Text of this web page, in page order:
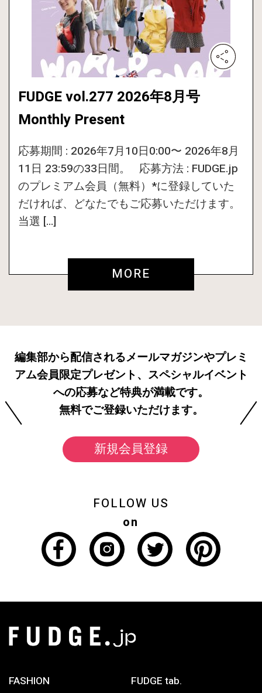
FUDGE vol.277 2026年8月号
Monthly Present
応募期間 : 2026年7月10日0:00〜 2026年8月
11日 23:59の33日間。 応募方法 : FUDGE.jp
のプレミアム会員（無料）*に登録していた
だければ、どなたでもご応募いただけます。
当選 […]
MORE
編集部から配信されるメールマガジンやプレミ
アム会員限定プレゼント、スペシャルイベント
への応募など特典が満載です。
無料でご登録いただけます。
新規会員登録
FOLLOW US
on
FASHION FUDGE tab.